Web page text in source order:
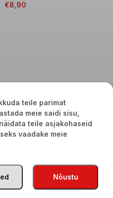
€8,90
2020
teile parimat
meie saidi sisu,
teile asjakohaseid
vaadake meie
Nõustu